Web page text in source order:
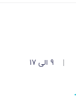
| 9 الی 17